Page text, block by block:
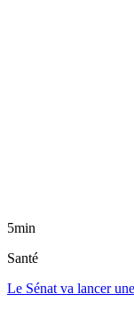
5min
Santé
Le Sénat va lancer